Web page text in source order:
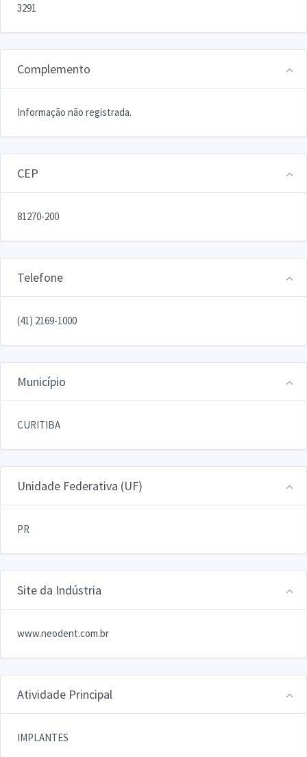
3291
Complemento
Informação não registrada.
CEP
81270-200
Telefone
(41) 2169-1000
Município
CURITIBA
Unidade Federativa (UF)
PR
Site da Indústria
www.neodent.com.br
Atividade Principal
IMPLANTES